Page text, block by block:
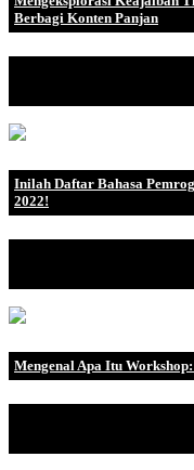
Berbagi Konten Panjan
Inilah Daftar Bahasa
2022!
Mengenal Apa Itu